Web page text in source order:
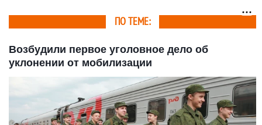
ПО ТЕМЕ:
Возбудили первое уголовное дело об
уклонении от мобилизации